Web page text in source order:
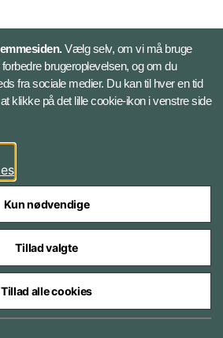
under Forsvarsministeriet
Vælg selv, om vi må bruge
brugeroplevelsen, og om du
fra sociale medier. Du kan til hver en tid
klikke på det lille cookie-ikon i venstre side
Kun nødvendige
Tillad valgte
Tillad alle cookies